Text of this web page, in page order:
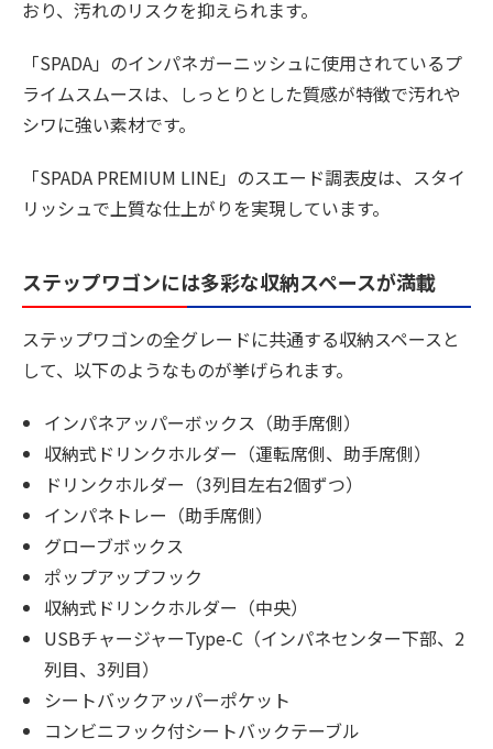
おり、汚れのリスクを抑えられます。
「SPADA」のインパネガーニッシュに使用されているプ
ライムスムースは、しっとりとした質感が特徴で汚れや
シワに強い素材です。
「SPADA PREMIUM LINE」のスエード調表皮は、スタイ
リッシュで上質な仕上がりを実現しています。
ステップワゴンには多彩な収納スペースが満載
ステップワゴンの全グレードに共通する収納スペースと
して、以下のようなものが挙げられます。
インパネアッパーボックス（助手席側）
収納式ドリンクホルダー（運転席側、助手席側）
ドリンクホルダー（3列目左右2個ずつ）
インパネトレー（助手席側）
グローブボックス
ポップアップフック
収納式ドリンクホルダー（中央）
USBチャージャーType-C（インパネセンター下部、2
列目、3列目）
シートバックアッパーポケット
コンビニフック付シートバックテーブル